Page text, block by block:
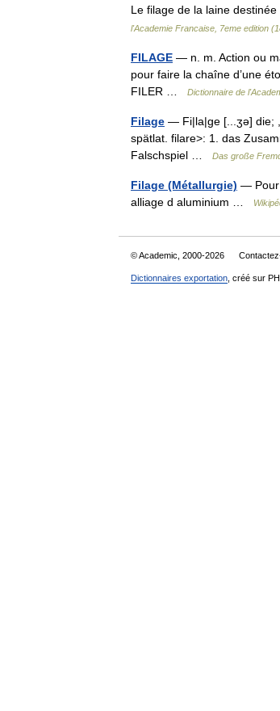
Le filage de la laine
l'Academie Francaise, 7eme edition
FILAGE — n. m. Action ou
pour faire la chaîne d’une
FILER …
Dictionnaire de
Filage — Fi|la|ge [...ʒə] die; ,
spätlat. filare>: 1. das
Falschspiel …
Das große
Filage (Métallurgie) — Pour
alliage d aluminium …
© Academic, 2000-2026
Dictionnaires exportation , créé sur